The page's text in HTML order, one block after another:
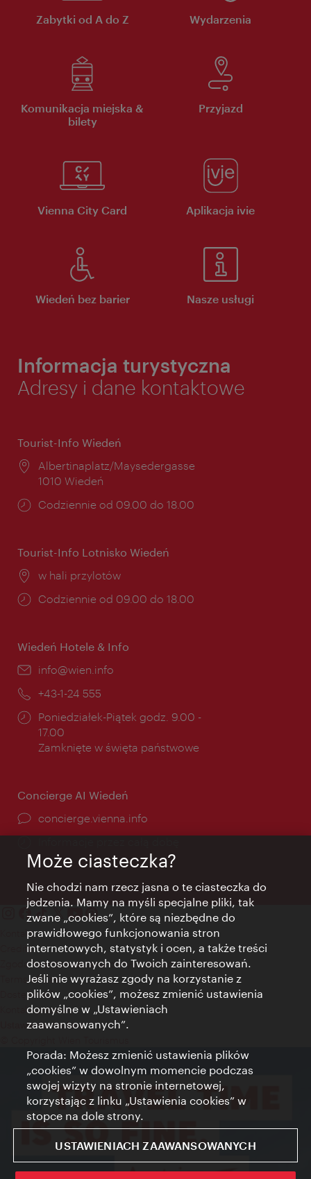
Zabytki od A do Z Wydarzenia
Komunikacja miejska &
bilety
Przyjazd
Vienna City Card Aplikacja ivie
Wiedeń bez barier Nasze usługi
Informacja turystyczna
Adresy i dane kontaktowe
Tourist-Info Wiedeń
Miejsce:
Albertinaplatz/Maysedergasse
1010 Wiedeń
Godziny
Codziennie od 09.00 do 18.00
Tourist-Info Lotnisko Wiedeń
Miejsce:
w hali przylotów
Godziny
Codziennie od 09.00 do 18.00
Wiedeń Hotele & Info
E-
info@wien.info
Telefon:
+43-1-24 555
Godziny
otwarcia:
Poniedziałek-Piątek godz. 9.00 -
17.00
Zamknięte w święta państwowe
Concierge AI Wiedeń
concierge.vienna.info
Kontakt
Credits
Zgoda na przetwarzanie danych osobowych
Terms of Use
Dostępność
Kontakt prasowy
Ustawienia cookies
Może ciasteczka?
Nie chodzi nam rzecz jasna o te ciasteczka do
jedzenia. Mamy na myśli specjalne pliki, tak
zwane „cookies”, które są niezbędne do
prawidłowego funkcjonowania stron
internetowych, statystyk i ocen, a także treści
dostosowanych do Twoich zainteresowań.
Jeśli nie wyrażasz zgody na korzystanie z
plików „cookies”, możesz zmienić ustawienia
domyślne w „Ustawieniach
zaawansowanych”.
Porada: Możesz zmienić ustawienia plików
„cookies” w dowolnym momencie podczas
swojej wizyty na stronie internetowej,
korzystając z linku „Ustawienia cookies” w
stopce na dole strony.
USTAWIENIACH ZAAWANSOWANYCH